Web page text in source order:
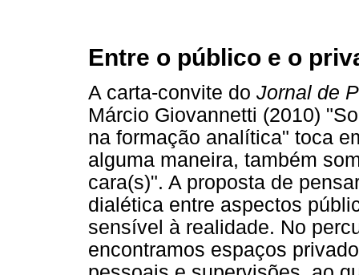
Entre o público e o
A carta-convite do Jornal de
Márcio Giovannetti (2010)
na formação analítica" toca
alguma maneira, também
cara(s)". A proposta de
dialética entre aspectos
sensível à realidade. No
encontramos espaços